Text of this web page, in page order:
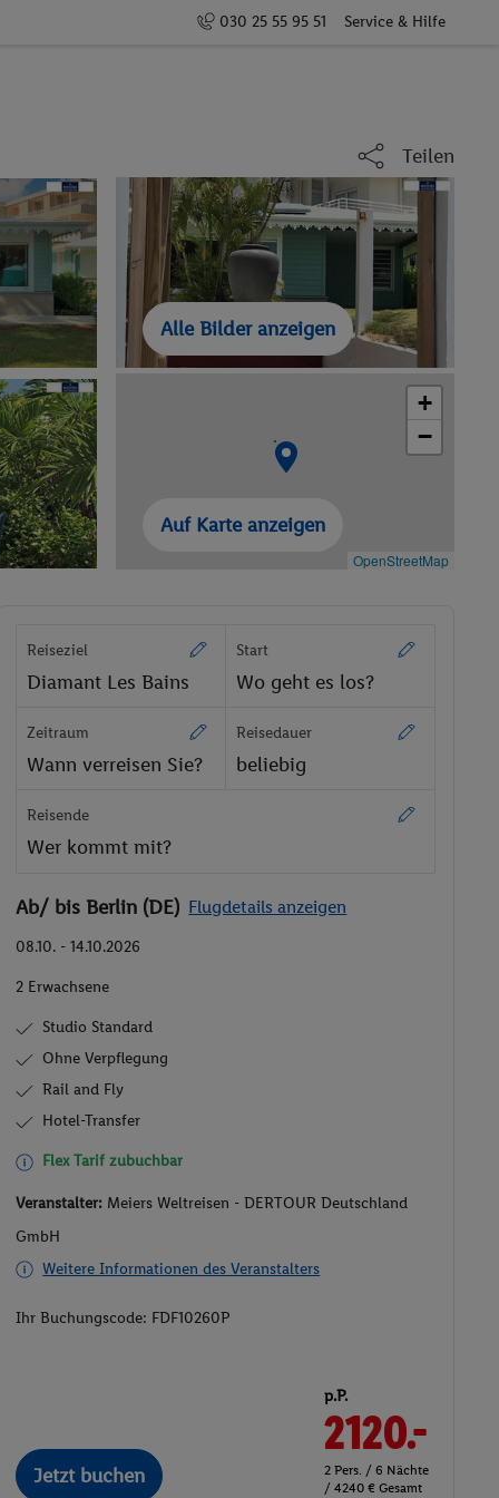
030 25 55 95 51 Service & Hilfe
Teilen
Alle Bilder anzeigen
+
−
OpenStreetMap
Auf Karte anzeigen
Reiseziel
Diamant Les Bains
Start
Wo geht es los?
Zeitraum
Wann verreisen Sie?
Reisedauer
beliebig
Reisende
Wer kommt mit?
Ab/ bis Berlin (DE) Flugdetails anzeigen
08.10. - 14.10.2026
2 Erwachsene
Studio Standard
Ohne Verpflegung
Rail and Fly
Hotel-Transfer
Flex Tarif zubuchbar
Veranstalter: Meiers Weltreisen - DERTOUR Deutschland
GmbH
Weitere Informationen des Veranstalters
Ihr Buchungscode: FDF10260P
Jetzt buchen
p.P.
2120.-
2 Pers. / 6 Nächte
/ 4240 € Gesamt